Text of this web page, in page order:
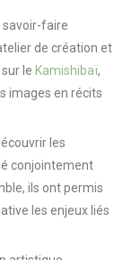
savoir-faire
de création et
le Kamishibaï,
images en récits
les
conjointement
ils ont permis
les enjeux liés